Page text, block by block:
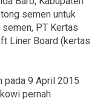
semen untuk
PT Kertas
Liner Board (kertas
pada 9 April 2015
pernah